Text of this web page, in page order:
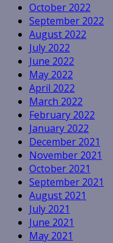
October 2022
September 2022
August 2022
July 2022
June 2022
May 2022
April 2022
March 2022
February 2022
January 2022
December 2021
November 2021
October 2021
September 2021
August 2021
July 2021
June 2021
May 2021